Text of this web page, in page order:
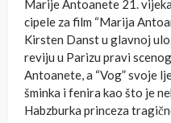
Marije Antoanete 21.
cipele za film “Marija
Kirsten Danst u glavnoj
reviju u Parizu pravi
Antoanete, a “Vog” svoje
šminka i fenira kao što je
Habzburka princeza